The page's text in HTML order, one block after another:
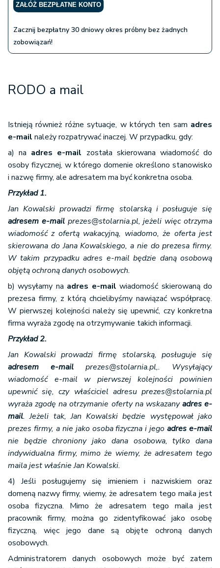
ZAŁÓŻ BEZPŁATNE KONTO
Zacznij bezpłatny 30 dniowy okres próbny bez żadnych
zobowiązań!
RODO a mail
Istnieją również różne sytuacje, w których ten sam adres
e-mail należy rozpatrywać inaczej. W przypadku, gdy:
a) na adres e-mail została skierowana wiadomość do
osoby fizycznej, w którego domenie określono stanowisko
i nazwę firmy, ale adresatem ma być konkretna osoba.
Przykład 1.
Jan Kowalski prowadzi firmę stolarską i posługuje się
adresem e-mailprezes@stolarnia.pl, jeżeli więc otrzyma
wiadomość z ofertą wakacyjną, wiadomo, że oferta jest
skierowana do Jana Kowalskiego, a nie do prezesa firmy.
W takim przypadku adres e-mail będzie daną osobową
objętą ochroną danych osobowych.
b) wysyłamy na adres e-mail wiadomość skierowaną do
prezesa firmy, z którą chcielibyśmy nawiązać współpracę.
W pierwszej kolejności należy się upewnić, czy konkretna
firma wyraża zgodę na otrzymywanie takich informacji.
Przykład 2.
Jan Kowalski prowadzi firmę stolarską, posługuje się
adresem e-mail prezes@stolarnia.pl,. Wysyłający
wiadomość e-mail w pierwszej kolejności powinien
upewnić się, czy właściciel adresu prezes@stolarnia.pl
wyraża zgodę na otrzymanie oferty na wskazanyadres e-
mail. Jeżeli tak, Jan Kowalski będzie występował jako
prezes firmy, a nie jako osoba fizyczna i jegoadres e-mail
nie będzie chroniony jako dana osobowa, tylko dana
indywidualna firmy, mimo że wiemy, że adresatem tego
maila jest właśnie Jan Kowalski.
4) Jeśli posługujemy się imieniem i nazwiskiem oraz
domeną nazwy firmy, wiemy, że adresatem tego maila jest
osoba fizyczna. Mimo że adresatem tego maila jest
pracownik firmy, można go zidentyfikować jako osobę
fizyczną, więc jego dane są objęte ochroną danych
osobowych.
Administratorem danych osobowych może być zatem